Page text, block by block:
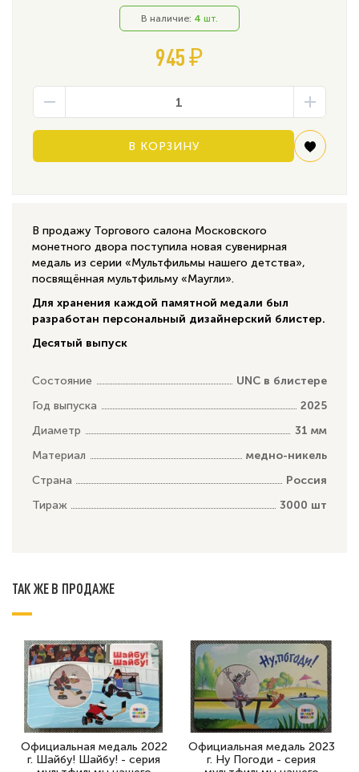
В наличие: 4 шт.
945 ₽
В КОРЗИНУ
В продажу Торгового салона Московского
монетного двора поступила новая сувенирная
медаль из серии «Мультфильмы нашего детства»,
посвящённая мультфильму «Маугли».
Для хранения каждой памятной медали был
разработан персональный дизайнерский блистер.
Десятый выпуск
Состояние
UNC в блистере
Год выпуска
2025
Диаметр
31 мм
Материал
медно-никель
Страна
Россия
Тираж
3000 шт
ТАК ЖЕ В ПРОДАЖЕ
Официальная медаль 2022
г. Шайбу! Шайбу! - серия
Официальная медаль 2023
г. Ну Погоди - серия